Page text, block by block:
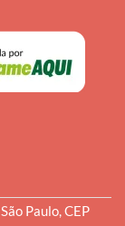
Paulo, CEP